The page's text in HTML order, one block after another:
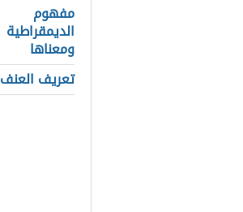
مفهوم
الديمقراطية
ومعناها
تعريف العنف